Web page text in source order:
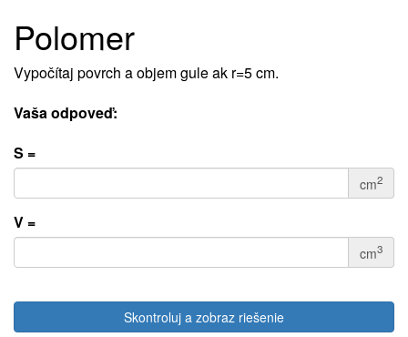
Polomer
Vypočítaj povrch a objem gule ak r=5 cm.
Vaša odpoveď:
S =
cm2
V =
cm3
Skontroluj a zobraz riešenie